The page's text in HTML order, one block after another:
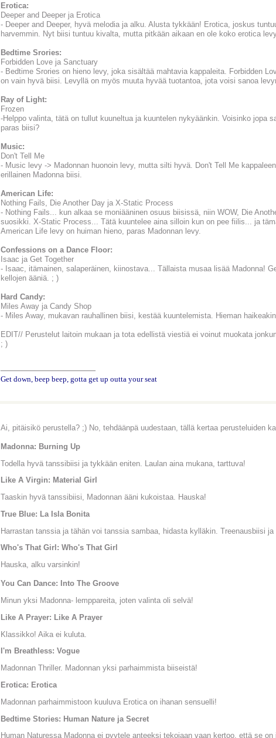
Erotica:
Deeper and Deeper ja Erotica
- Deeper and Deeper, hyvä melodia ja alku. Alusta tykkään! Erotica, joskus
harvemmin. Nyt biisi tuntuu kivalta, mutta pitkään aikaan en ole koko erotica
Bedtime Srories:
Forbidden Love ja Sanctuary
- Bedtime Srories on hieno levy, joka sisältää mahtavia kappaleita. Forbidden
on vain hyvä biisi. Levyllä on myös muuta hyvää tuotantoa, jota voisi sanoa
Ray of Light:
Frozen
-Helppo valinta, tätä on tullut kuuneltua ja kuuntelen nykyäänkin. Voisinko jopa
paras biisi?
Music:
Don't Tell Me
- Music levy -> Madonnan huonoin levy, mutta silti hyvä. Don't Tell Me
erillainen Madonna biisi.
American Life:
Nothing Fails, Die Another Day ja X-Static Process
- Nothing Fails... kun alkaa se moniääninen osuus biisissä, niin WOW, Die
suosikki. X-Static Process... Tätä kuuntelee aina silloin kun on pee fiilis... ja
American Life levy on huiman hieno, paras Madonnan levy.
Confessions on a Dance Floor:
Isaac ja Get Together
- Isaac, itämainen, salaperäinen, kiinostava... Tällaista musaa lisää Madonna!
kellojen ääniä. ; )
Hard Candy:
Miles Away ja Candy Shop
- Miles Away, mukavan rauhallinen biisi, kestää kuuntelemista. Hieman
EDIT// Perustelut laitoin mukaan ja tota edellistä viestiä ei voinut muokata
; )
Get down, beep beep, gotta get up outta your seat
Ai, pitäisikö perustella? ;) No, tehdäänpä uudestaan, tällä kertaa perusteluiden
Madonna: Burning Up
Todella hyvä tanssibiisi ja tykkään eniten. Laulan aina mukana, tarttuva!
Like A Virgin: Material Girl
Taaskin hyvä tanssibiisi, Madonnan ääni kukoistaa. Hauska!
True Blue: La Isla Bonita
Harrastan tanssia ja tähän voi tanssia sambaa, hidasta kylläkin. Treenausbiisi ja
Who's That Girl: Who's That Girl
Hauska, alku varsinkin!
You Can Dance: Into The Groove
Minun yksi Madonna- lemppareita, joten valinta oli selvä!
Like A Prayer: Like A Prayer
Klassikko! Aika ei kuluta.
I'm Breathless: Vogue
Madonnan Thriller. Madonnan yksi parhaimmista biiseistä!
Erotica: Erotica
Madonnan parhaimmistoon kuuluva Erotica on ihanan sensuelli!
Bedtime Stories: Human Nature ja Secret
Human Naturessa Madonna ei pyytele anteeksi tekojaan vaan kertoo, että se